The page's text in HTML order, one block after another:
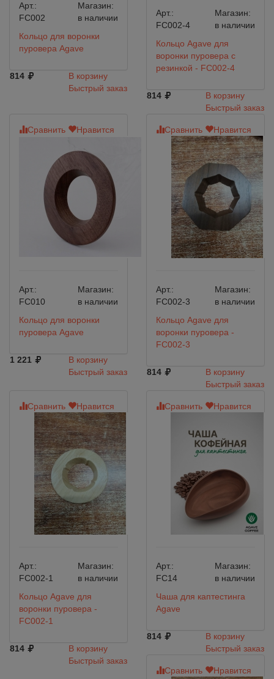
Арт.:
FC002
Магазин:
в наличии
Кольцо для воронки
пуровера Agave
814
В корзину
Быстрый заказ
Арт.:
FC002-4
Магазин:
в наличии
Кольцо Agave для
воронки пуровера с
резинкой - FC002-4
814
В корзину
Быстрый заказ
Сравнить Нравится
Арт.:
FC010
Магазин:
в наличии
Кольцо для воронки
пуровера Agave
1 221
В корзину
Быстрый заказ
Сравнить Нравится
Арт.:
FC002-3
Магазин:
в наличии
Кольцо Agave для
воронки пуровера -
FC002-3
814
В корзину
Быстрый заказ
Сравнить Нравится
Арт.:
FC002-1
Магазин:
в наличии
Кольцо Agave для
воронки пуровера -
FC002-1
814
В корзину
Быстрый заказ
Сравнить Нравится
Арт.:
FC14
Магазин:
в наличии
Чаша для каптестинга
Agave
814
В корзину
Быстрый заказ
Сравнить Нравится